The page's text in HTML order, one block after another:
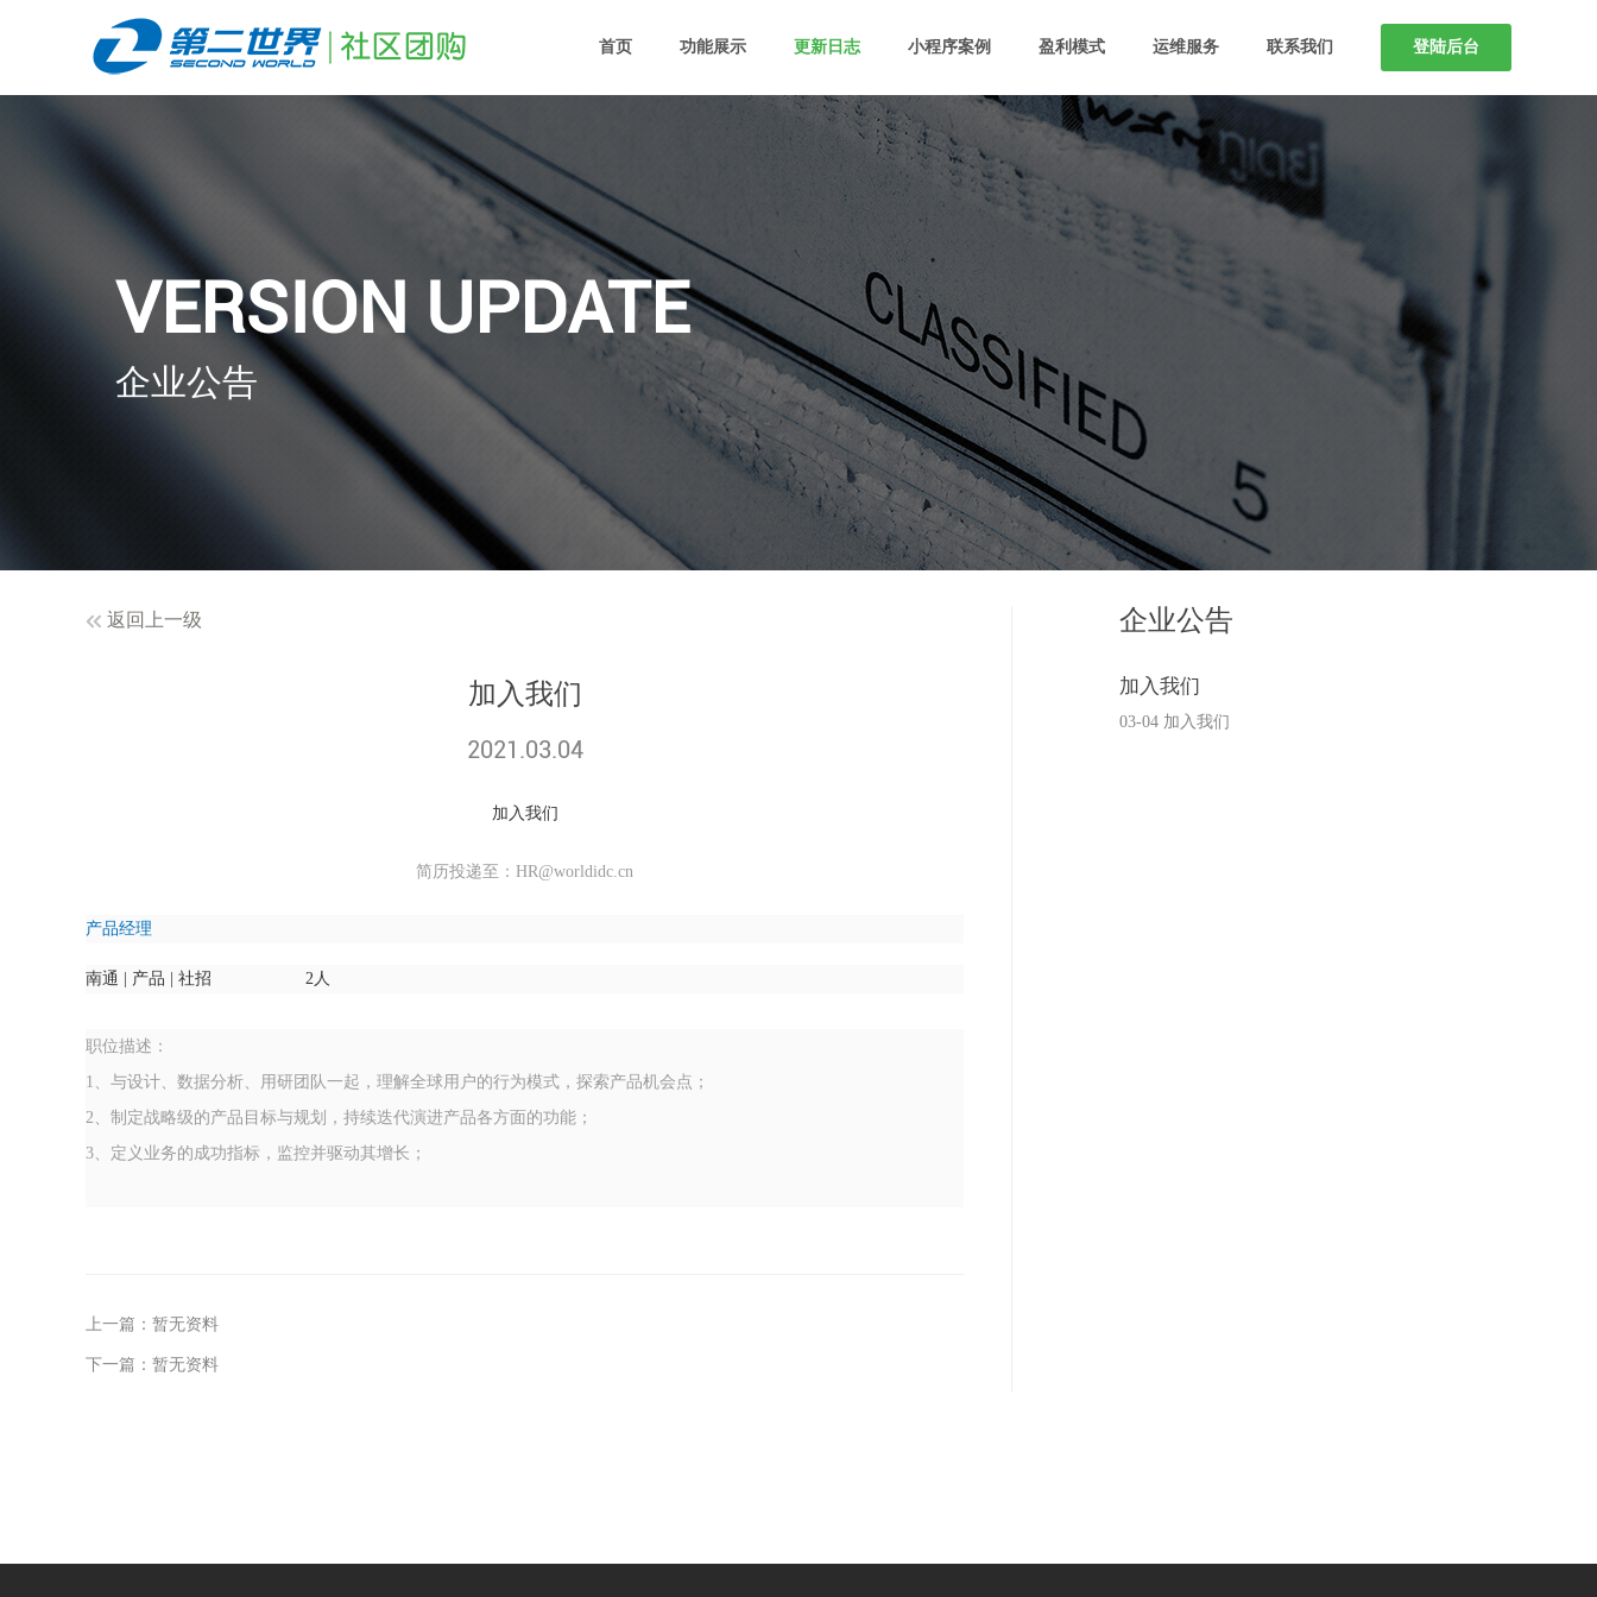
首页 功能展示 更新日志 小程序案例 盈利模式 运维服务 联系我们 登陆后台
VERSION UPDATE
企业公告
返回上一级
​加入我们
2021.03.04
加入我们
简历投递至：HR@worldidc.cn
产品经理
南通 | 产品 | 社招 2人
职位描述：
1、与设计、数据分析、用研团队一起，理解全球用户的行为模式，探索产品机会点；
2、制定战略级的产品目标与规划，持续迭代演进产品各方面的功能；
3、定义业务的成功指标，监控并驱动其增长；
上一篇：暂无资料
下一篇：暂无资料
企业公告
​加入我们
03-04 ​加入我们